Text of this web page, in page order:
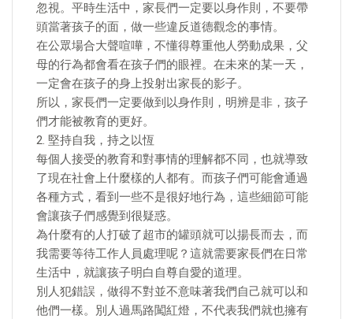
忽視。平時生活中，家長們一定要以身作則，不要帶
頭當著孩子的面，做一些違反道德觀念的事情。
在公眾場合大聲喧嘩，不懂得尊重他人勞動成果，父
母的行為都會看在孩子們的眼裡。在未來的某一天，
一定會在孩子的身上投射出家長的影子。
所以，家長們一定要做到以身作則，明辨是非，孩子
們才能被教育的更好。
2. 堅持自我，持之以恆
每個人接受的教育和對事情的理解都不同，也就導致
了現在社會上什麼樣的人都有。而孩子們可能會通過
各種方式，看到一些不是很好地行為，這些細節可能
會讓孩子們感覺到很疑惑。
為什麼有的人打破了超市的罐頭就可以揚長而去，而
我需要等待工作人員處理呢？這就需要家長們在日常
生活中，就讓孩子明白自尊自愛的道理。
別人犯錯誤，做得不對並不意味著我們自己就可以和
他們一樣。別人過馬路闖紅燈，不代表我們就也擁有